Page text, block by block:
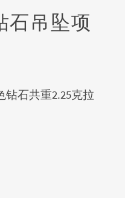
石吊坠项
钻石共重2.25克拉